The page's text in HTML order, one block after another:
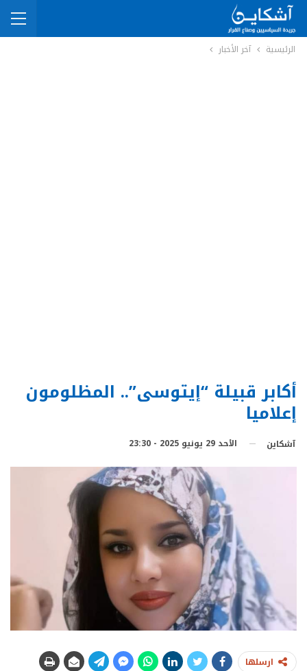
الرئيسية آخر الأخبار
أكابر قبيلة “إيتوسى”.. المظلومون
إعلاميا
آشكاين الأحد 29 يونيو 2025 - 23:30
ارسلها